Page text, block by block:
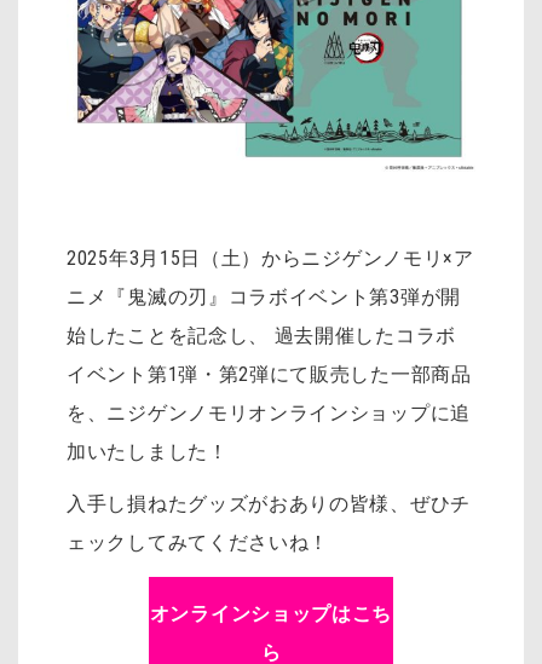
2025年3月15日（土）からニジゲンノモリ×ア
ニメ『鬼滅の刃』コラボイベント第3弾が開
始したことを記念し、 過去開催したコラボ
イベント第1弾・第2弾にて販売した一部商品
を、ニジゲンノモリオンラインショップに追
加いたしました！
入手し損ねたグッズがおありの皆様、ぜひチ
ェックしてみてくださいね！
オンラインショップはこち
ら